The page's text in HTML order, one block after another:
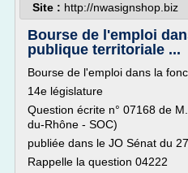
Site : http://nwasignshop.biz
Bourse de l'emploi
publique territoriale ...
Bourse de l'emploi dans la
14e législature
Question écrite n° 07168 de
du-Rhône - SOC)
publiée dans le JO Sénat du
Rappelle la question 04222